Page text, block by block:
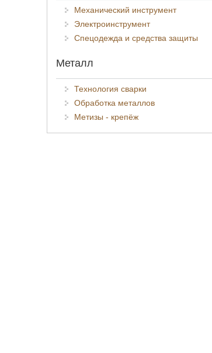
Механический инструмент
Электроинструмент
Спецодежда и средства защиты
Металл
Технология сварки
Обработка металлов
Метизы - крепёж